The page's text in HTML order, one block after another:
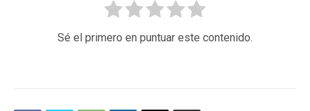
Sé el primero en puntuar este contenido.